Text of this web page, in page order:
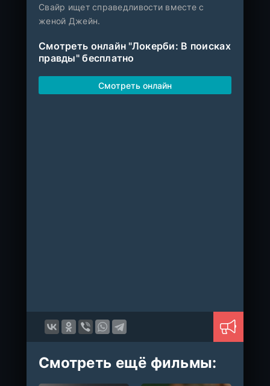
Свайр ищет справедливости вместе с
женой Джейн.
Смотреть онлайн "Локерби: В поисках
правды" бесплатно
Смотреть онлайн
Смотреть ещё фильмы: